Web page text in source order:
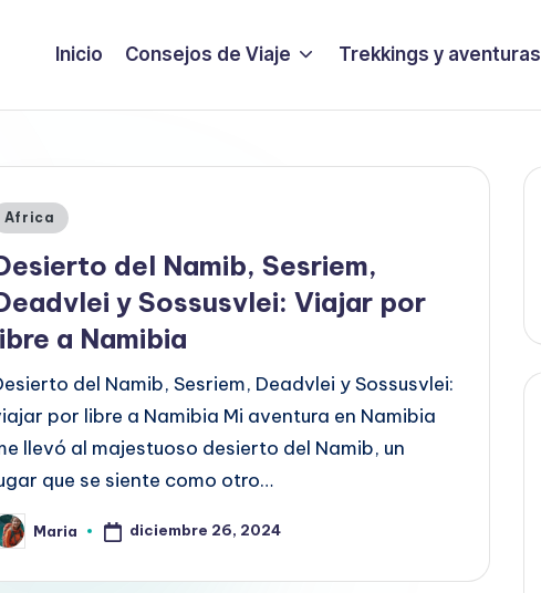
Inicio Consejos de Viaje Trekkings y aventuras
Africa
del Namib, Sesriem,
y Sossusvlei: Viajar por
a Namibia
del Namib, Sesriem, Deadvlei y Sossusvlei:
por libre a Namibia Mi aventura en Namibia
llevó al majestuoso desierto del Namib, un
que se siente como otro…
Maria diciembre 26, 2024